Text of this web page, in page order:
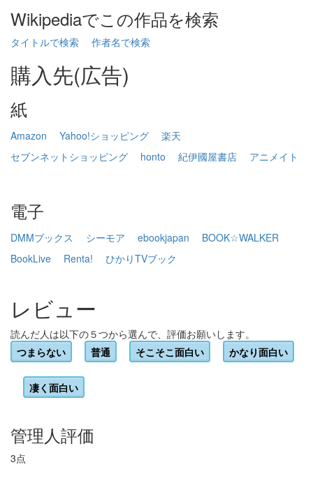
Wikipediaでこの作品を検索
タイトルで検索 作者名で検索
購入先(広告)
紙
Amazon Yahoo!ショッピング
楽天
セブンネットショッピング
honto 紀伊國屋書店 アニメイト
電子
DMMブックス シーモア ebookjapan
BOOK☆WALKER
BookLive
Renta! ひかりTVブック
レビュー
読んだ人は以下の５つから選んで、評価お願いします。
つまらない
普通 そこそこ面白い かなり面白い
凄く面白い
管理人評価
3点